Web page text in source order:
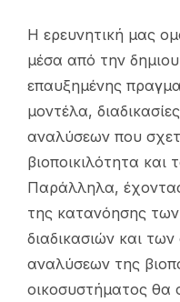
Η ερευνητική μας
μέσα από την
επαυξημένης
μοντέλα,
αναλύσεων που
βιοποικιλότητα και
Παράλληλα,
της κατανόησης
διαδικασιών και
αναλύσεων της
οικοσυστήματος θα